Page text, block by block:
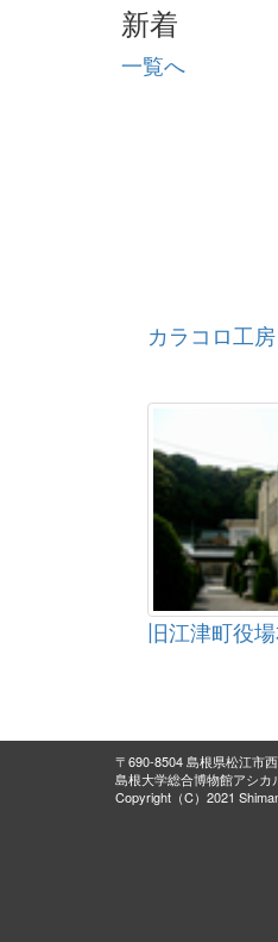
新着
一覧へ
カラコロ工
旧江津町役
〒690-8504 島根県松江市
島根大学総合博物館アシカ
Copyright（C）2021